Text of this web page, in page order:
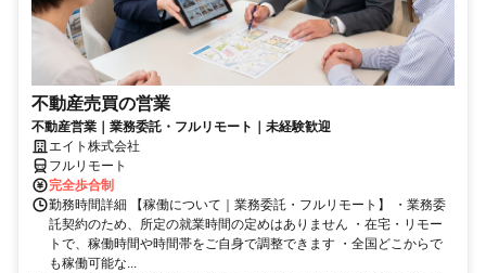
不動産売買の営業
不動産営業｜業務委託・フルリモート｜未経験歓迎
エイト株式会社
フルリモート
完全歩合制
勤務時間詳細 【稼働について｜業務委託・フルリモート】 ・業務委
託契約のため、所定の就業時間の定めはありません ・在宅・リモー
トで、稼働時間や時間帯をご自身で調整できます ・全国どこからで
も稼働可能な...